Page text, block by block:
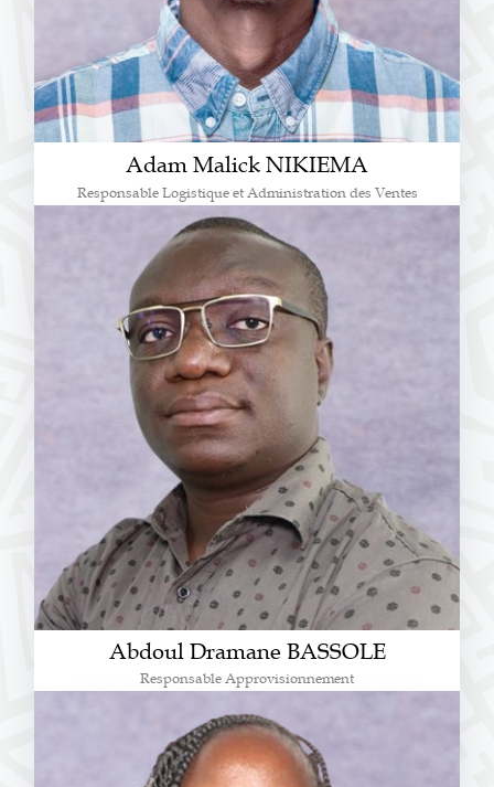
Adam Malick NIKIEMA
Responsable Logistique et Administration des Ventes
Abdoul Dramane BASSOLE
Responsable Approvisionnement